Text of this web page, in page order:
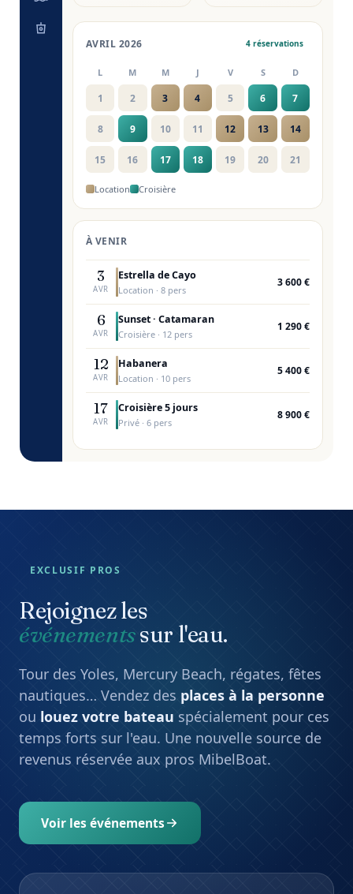
LEADS & PIPELINE 5 nouveaux
Marie Dupont
Sunset · 6 pers · juil.
Devis envoyé
Pierre Durand
Sunset · 10 pers · août
À relancer
Sophie Martin
EXCLUSIF PROS
Rejoignez les
événementssur l'eau.
Tour des Yoles, Mercury Beach, régates, fêtes
Voir les événements
Tour des Yoles Rondes
Martinique · vendez des places à bord ou
privatisez votre bateau pour suivre la course.